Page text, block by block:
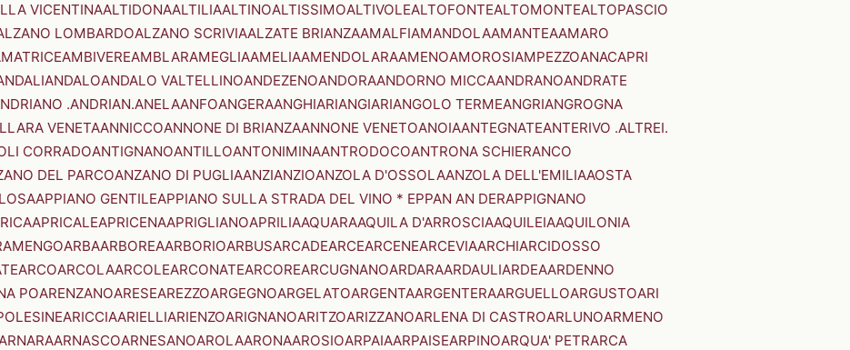
VICENTINAALTIDONAALTILIAALTINOALTISSIMOALTIVOLEALTOFONTEALTOMONTEALTOPASCIO
LOMBARDOALZANO SCRIVIAALZATE BRIANZAAMALFIAMANDOLAAMANTEAAMARO
AMBIVEREAMBLARAMEGLIAAMELIAAMENDOLARAAMENOAMOROSIAMPEZZOANACAPRI
ANDALOANDALO VALTELLINOANDEZENOANDORAANDORNO MICCAANDRANOANDRATE
.ANDRIAN.ANELAANFOANGERAANGHIARIANGIARIANGOLO TERMEANGRIANGROGNA
VENETAANNICCOANNONE DI BRIANZAANNONE VENETOANOIAANTEGNATEANTERIVO .ALTREI.
CORRADOANTIGNANOANTILLOANTONIMINAANTRODOCOANTRONA SCHIERANCO
DEL PARCOANZANO DI PUGLIAANZIANZIOANZOLA D'OSSOLAANZOLA DELL'EMILIAAOSTA
APPIANO GENTILEAPPIANO SULLA STRADA DEL VINO * EPPAN AN DERAPPIGNANO
APRICALEAPRICENAAPRIGLIANOAPRILIAAQUARAAQUILA D'ARROSCIAAQUILEIAAQUILONIA
ARBAARBOREAARBORIOARBUSARCADEARCEARCENEARCEVIAARCHIARCIDOSSO
ARCOARCOLAARCOLEARCONATEARCOREARCUGNANOARDARAARDAULIARDEAARDENNO
POARENZANOARESEAREZZOARGEGNOARGELATOARGENTAARGENTERAARGUELLOARGUSTOARI
ARICCIAARIELLIARIENZOARIGNANOARITZOARIZZANOARLENA DI CASTROARLUNOARMENO
ARNASCOARNESANOAROLAARONAAROSIOARPAIAARPAISEARPINOARQUA' PETRARCA